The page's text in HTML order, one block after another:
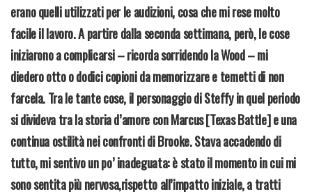
erano quelli utilizzati per le audizioni, cosa che mi rese molto
facile il lavoro. A partire dalla seconda settimana, però, le cose
iniziarono a complicarsi – ricorda sorridendo la Wood – mi
diedero otto o dodici copioni da memorizzare e temetti di non
farcela. Tra le tante cose, il personaggio di Steffy in quel periodo
si divideva tra la storia d’amore con Marcus [Texas Battle] e una
continua ostilità nei confronti di Brooke. Stava accadendo di
tutto, mi sentivo un po’ inadeguata: è stato il momento in cui mi
sono sentita più nervosa,rispetto all’impatto iniziale, a tratti